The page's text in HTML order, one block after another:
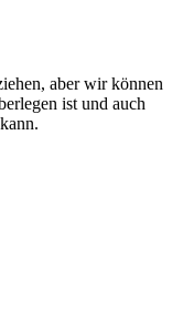
aber wir können
ist und auch